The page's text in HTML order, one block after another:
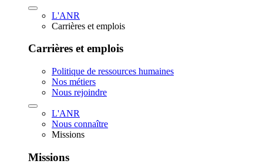
L'ANR
Carrières et emplois
Carrières et emplois
Politique de ressources humaines
Nos métiers
Nous rejoindre
L'ANR
Nous connaître
Missions
Missions